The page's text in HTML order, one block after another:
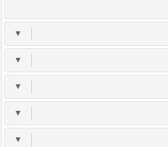
▼
▼
▼
▼
▼